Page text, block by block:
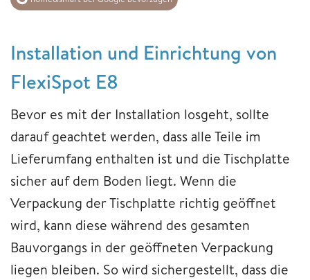
Installation und Einrichtung von
FlexiSpot E8
Bevor es mit der Installation losgeht, sollte
darauf geachtet werden, dass alle Teile im
Lieferumfang enthalten ist und die Tischplatte
sicher auf dem Boden liegt. Wenn die
Verpackung der Tischplatte richtig geöffnet
wird, kann diese während des gesamten
Bauvorgangs in der geöffneten Verpackung
liegen bleiben. So wird sichergestellt, dass die